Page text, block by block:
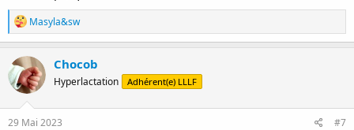
R
é
a
c
t
i
o
n
s
Masyla&sw
Chocob
Hyperlactation Adhérent(e) LLLF
29 Mai 2023 #7